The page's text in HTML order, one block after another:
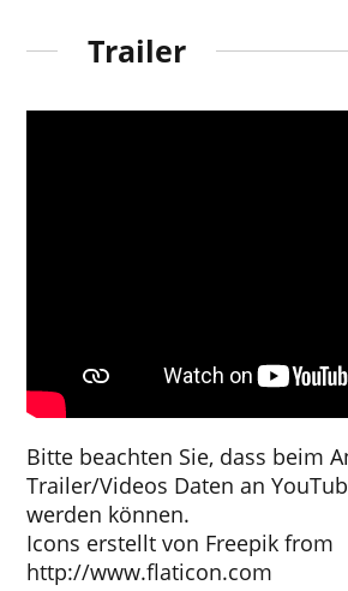
Trailer
Bitte beachten Sie, dass beim
Trailer/Videos Daten an
werden können.
Icons erstellt von Freepik from
http://www.flaticon.com